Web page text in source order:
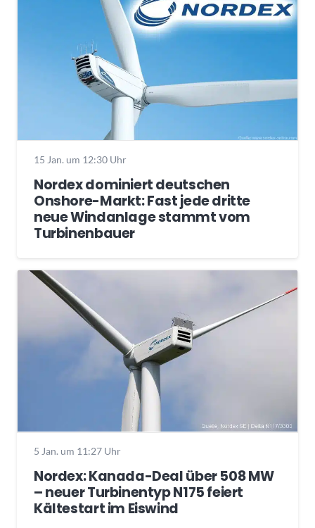
15 Jan. um 12:30 Uhr
Nordex dominiert deutschen
Onshore-Markt: Fast jede dritte
neue Windanlage stammt vom
Turbinenbauer
5 Jan. um 11:27 Uhr
Nordex: Kanada-Deal über 508 MW
– neuer Turbinentyp N175 feiert
Kältestart im Eiswind